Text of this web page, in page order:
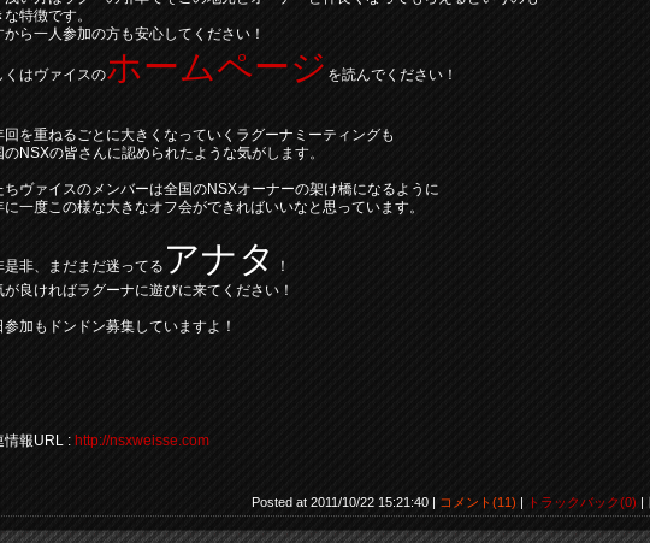
特徴です。
から一人参加の方も安心してください！
くはヴァイスのホームページ を読んでください！
回を重ねるごとに大きくなっていくラグーナミーティングも
のNSXの皆さんに認められたような気がします。
ちヴァイスのメンバーは全国のNSXオーナーの架け橋になるように
に一度この様な大きなオフ会ができればいいなと思っています。
是非、まだまだ迷ってる アナタ
！
が良ければラグーナに遊びに来てください！
参加もドンドン募集していますよ！
情報URL : http://nsxweisse.com
Posted at 2011/10/22 15:21:40 | コメント(11) | トラックバック(0) |